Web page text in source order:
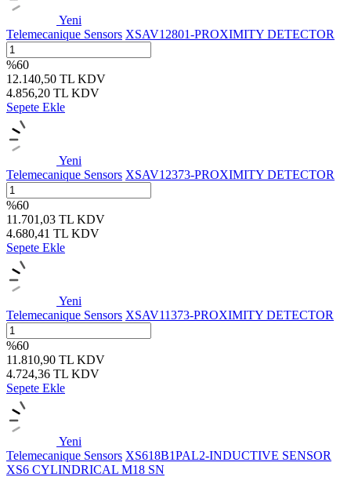
Yeni
Telemecanique Sensors XSAV12801-PROXIMITY DETECTOR
%60
12.140,50 TL KDV
4.856,20 TL KDV
Sepete Ekle
Yeni
Telemecanique Sensors XSAV12373-PROXIMITY DETECTOR
%60
11.701,03 TL KDV
4.680,41 TL KDV
Sepete Ekle
Yeni
Telemecanique Sensors XSAV11373-PROXIMITY DETECTOR
%60
11.810,90 TL KDV
4.724,36 TL KDV
Sepete Ekle
Yeni
Telemecanique Sensors XS618B1PAL2-INDUCTIVE SENSOR
XS6 CYLINDRICAL M18 SN